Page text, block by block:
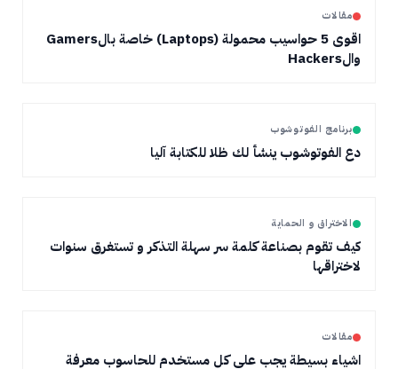
مقالات
اقوى 5 حواسيب محمولة (Laptops) خاصة بالGamers
والHackers
برنامج الفوتوشوب
دع الفوتوشوب ينشأ لك ظلا للكتابة آليا
الاختراق و الحماية
كيف تقوم بصناعة كلمة سر سهلة التذكر و تستغرق سنوات
لاختراقها
مقالات
اشياء بسيطة يجب على كل مستخدم للحاسوب معرفة